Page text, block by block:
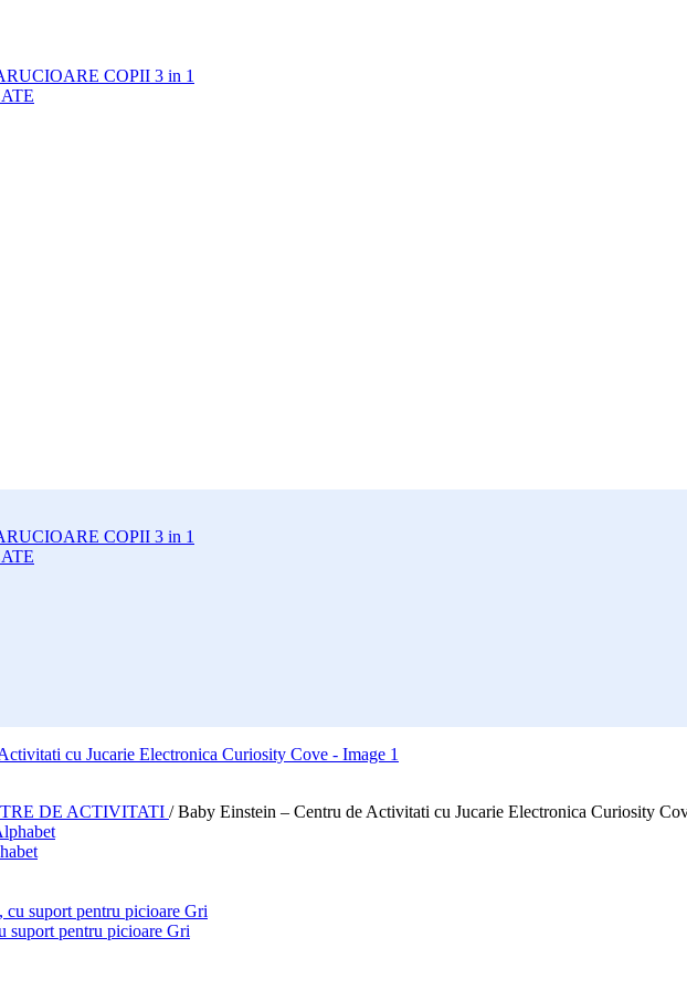
COPII 3 in 1
COPII 3 in 1
DE ACTIVITATI / Baby Einstein – Centru de Activitati cu Jucarie Electronica Curiosity
suport pentru picioare Gri